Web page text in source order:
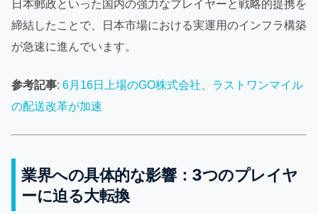
日本郵政といった国内の強力なプレイヤーと戦略的提携を
締結したことで、日本市場における実運用のインフラ構築
が急速に進んでいます。
参考記事: 6月16日上場のGO株式会社、ラストワンマイル
の配送改革が加速
業界への具体的な影響：3つのプレイヤ
ーに迫る大転換